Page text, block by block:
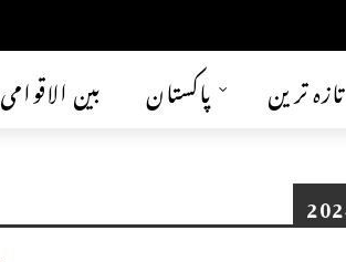
بین الاقوامی پاکستان تازہ ترین